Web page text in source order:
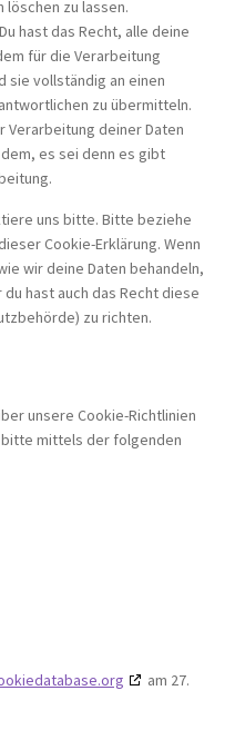
zu lassen.
hast das Recht, alle deine
für die Verarbeitung
sie vollständig an einen
zu übermitteln.
Verarbeitung deiner Daten
es sei denn es gibt
uns bitte. Bitte beziehe
Cookie-Erklärung. Wenn
wir deine Daten behandeln,
hast auch das Recht diese
zu richten.
unsere Cookie-Richtlinien
mittels der folgenden
am 27.